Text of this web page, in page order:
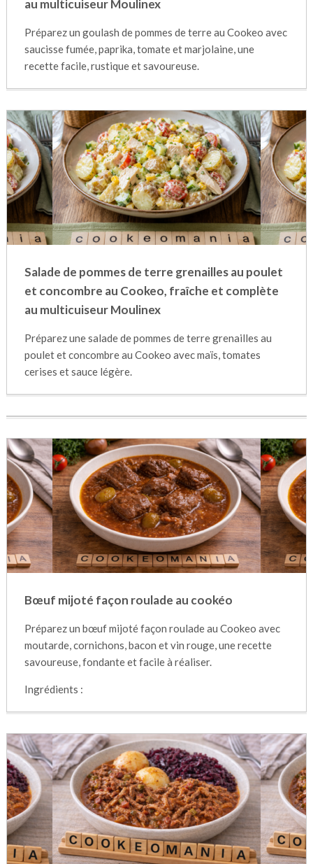
au multicuiseur Moulinex
Préparez un goulash de pommes de terre au Cookeo avec
saucisse fumée, paprika, tomate et marjolaine, une
recette facile, rustique et savoureuse.
Salade de pommes de terre grenailles au poulet
et concombre au Cookeo, fraîche et complète
au multicuiseur Moulinex
Préparez une salade de pommes de terre grenailles au
poulet et concombre au Cookeo avec maïs, tomates
cerises et sauce légère.
Bœuf mijoté façon roulade au cookéo
Préparez un bœuf mijoté façon roulade au Cookeo avec
moutarde, cornichons, bacon et vin rouge, une recette
savoureuse, fondante et facile à réaliser.
Ingrédients :